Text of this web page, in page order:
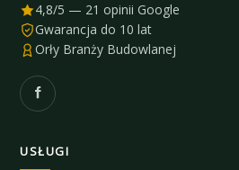
4,8/5 — 21 opinii Google
Gwarancja do 10 lat
Orły Branży Budowlanej
USŁUGI